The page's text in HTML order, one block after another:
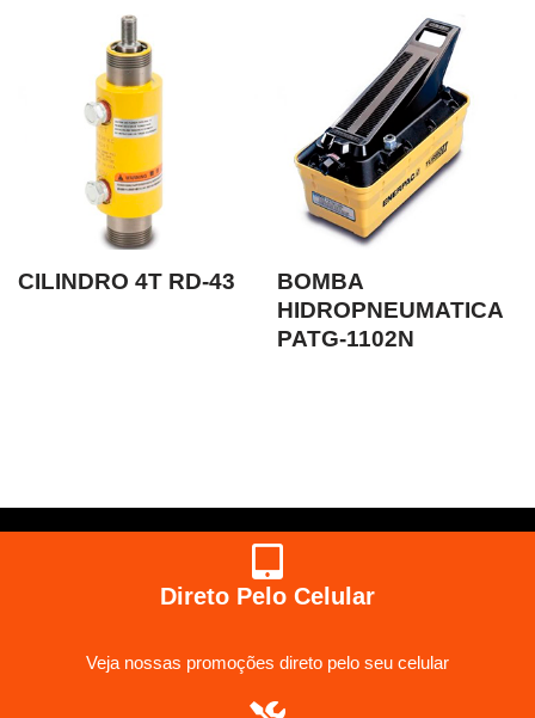
CILINDRO 4T RD-43
BOMBA
HIDROPNEUMATICA
PATG-1102N
Direto Pelo Celular
Veja nossas promoções direto pelo seu celular